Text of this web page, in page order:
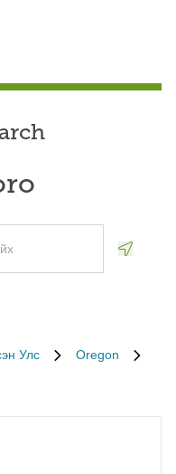
Улс
Oregon